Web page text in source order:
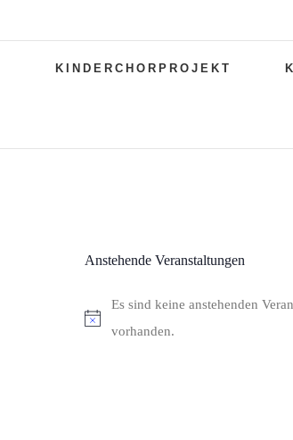
KINDERCHORPROJEKT
Anstehende Veranstaltungen
Hinweis
Es sind keine anstehenden
vorhanden.